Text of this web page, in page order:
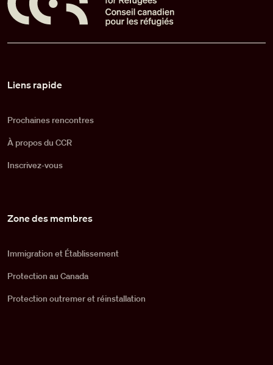
Liens rapide
Prochaines rencontres
À propos du CCR
Inscrivez-vous
Zone des membres
Immigration et Établissement
Protection au Canada
Protection outremer et réinstallation